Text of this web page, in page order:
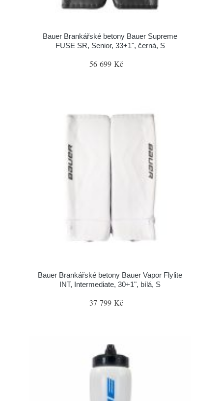
Bauer Brankářské betony Bauer Supreme
FUSE SR, Senior, 33+1", černá, S
56 699 Kč
Bauer Brankářské betony Bauer Vapor Flylite
INT, Intermediate, 30+1", bílá, S
37 799 Kč